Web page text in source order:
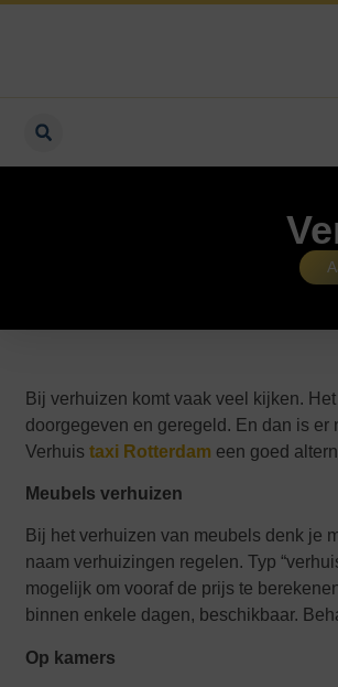
Bij verhuizen komt vaak veel kijken.
doorgegeven en geregeld. En dan is
Verhuis taxi Rotterdam een goed
Meubels verhuizen
Bij het verhuizen van meubels denk je
naam verhuizingen regelen. Typ
mogelijk om vooraf de prijs te
binnen enkele dagen, beschikbaar.
Op kamers